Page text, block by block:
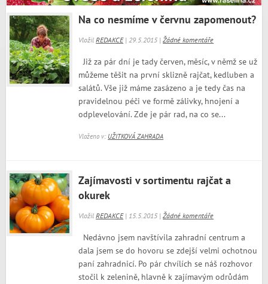
Na co nesmíme v červnu zapomenout?
VložilREDAKCE| 29.5.2015 |Žádné komentáře
Již za pár dní je tady červen, měsíc, v němž se už
můžeme těšit na první sklizně rajčat, kedluben a
salátů. Vše již máme zasázeno a je tedy čas na
pravidelnou péči ve formě zálivky, hnojení a
odplevelování. Zde je pár rad, na co se...
Vloženo v: UŽITKOVÁ ZAHRADA
Zajímavosti v sortimentu rajčat a
okurek
VložilREDAKCE| 15.5.2015 |Žádné komentáře
Nedávno jsem navštívila zahradní centrum a
dala jsem se do hovoru se zdejší velmi ochotnou
paní zahradnicí. Po pár chvílích se náš rozhovor
stočil k zelenině, hlavně k zajímavým odrůdám